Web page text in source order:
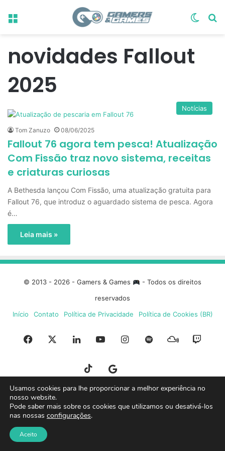
Menu
novidades Fallout
2025
Notícias
Tom Zanuzo 08/06/2025
Fallout 76 agora tem pesca! Atualização
Com Fissão traz novo sistema, receitas
e criaturas curiosas
A Bethesda lançou Com Fissão, uma atualização gratuita para
Fallout 76, que introduz o aguardado sistema de pesca. Agora
é…
Leia mais »
© 2013 - 2026 - Gamers & Games
- Todos os direitos
reservados
Início
Contato Política de Privacidade Política de Cookies (BR)
Facebook LinkedinYouTubeInstagram
SpotifyMixcloud
TikTokGoogle
NewsSky
Usamos cookies para lhe proporcionar a melhor experiência no
nosso website.
Pode saber mais sobre os cookies que utilizamos ou desativá-los
nas nossas configurações.
Aceito